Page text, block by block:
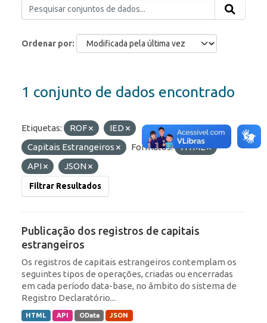
Ordenar por
1 conjunto de dados encontrado
Etiquetas: ROF
IED
Capitais Estrangeiros
Formatos:
HTML
API
JSON
Filtrar Resultados
Publicação dos registros de capitais
estrangeiros
Os registros de capitais estrangeiros contemplam os
seguintes tipos de operações, criadas ou encerradas
em cada período data-base, no âmbito do sistema de
Registro Declaratório...
HTML API OData JSON